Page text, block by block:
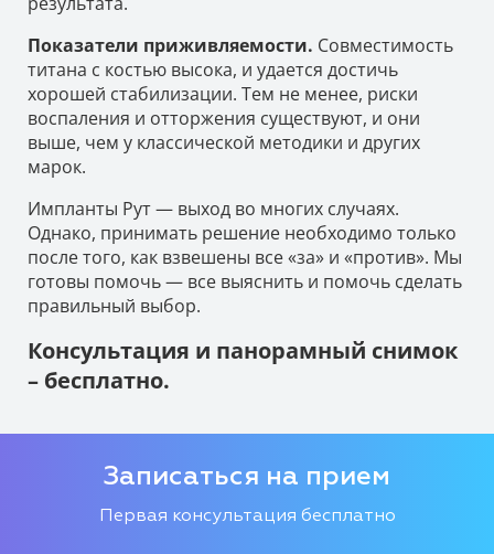
Показатели приживляемости. Совместимость
титана с костью высока, и удается достичь
хорошей стабилизации. Тем не менее, риски
воспаления и отторжения существуют, и они
выше, чем у классической методики и других
марок.
Импланты Рут — выход во многих случаях.
Однако, принимать решение необходимо только
после того, как взвешены все «за» и «против». Мы
готовы помочь — все выяснить и помочь сделать
правильный выбор.
Консультация и панорамный снимок
– бесплатно.
Записаться на прием
Первая консультация бесплатно